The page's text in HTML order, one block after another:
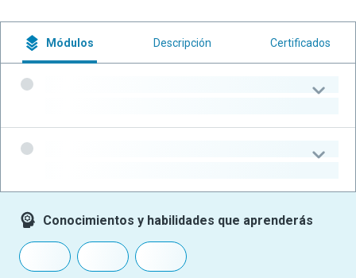
Módulos Descripción Certificados
Conocimientos y habilidades que aprenderás